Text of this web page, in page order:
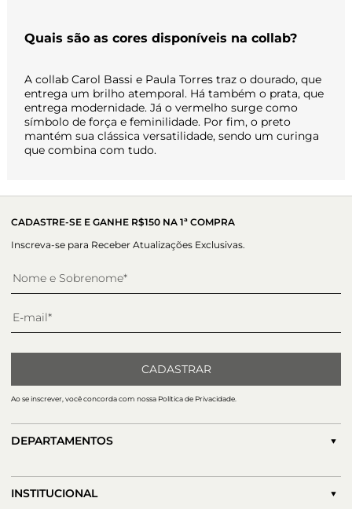
Quais são as cores disponíveis na collab?
A collab Carol Bassi e Paula Torres traz o dourado, que
entrega um brilho atemporal. Há também o prata, que
entrega modernidade. Já o vermelho surge como
símbolo de força e feminilidade. Por fim, o preto
mantém sua clássica versatilidade, sendo um curinga
que combina com tudo.
CADASTRE-SE E GANHE R$150 NA 1ª COMPRA
Inscreva-se para Receber Atualizações Exclusivas.
CADASTRAR
Ao se inscrever, você concorda com nossa Política de Privacidade.
DEPARTAMENTOS
INSTITUCIONAL